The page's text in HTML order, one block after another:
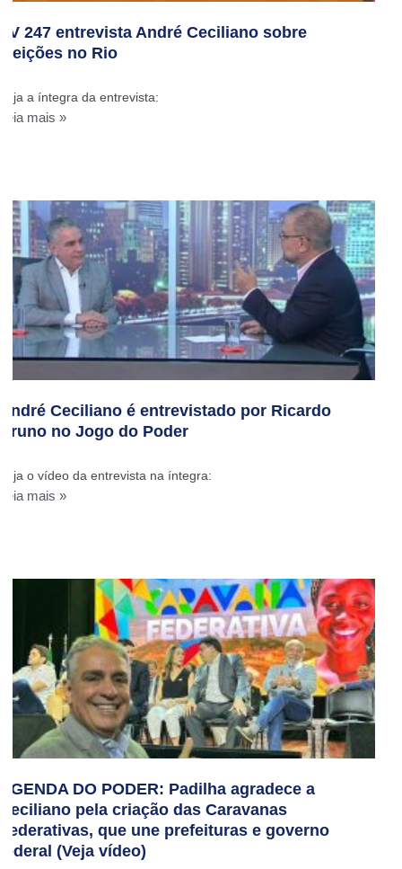
TV 247 entrevista André Ceciliano sobre
eleições no Rio
Veja a íntegra da entrevista:
Leia mais »
André Ceciliano é entrevistado por Ricardo
Bruno no Jogo do Poder
Veja o vídeo da entrevista na íntegra:
Leia mais »
AGENDA DO PODER: Padilha agradece a
Ceciliano pela criação das Caravanas
Federativas, que une prefeituras e governo
federal (Veja vídeo)